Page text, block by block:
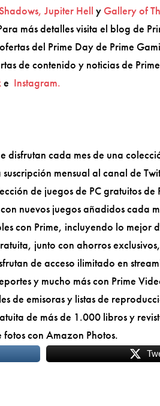
Jupiter Helly Gallery of
más detalles visita el blog de
del Prime Day de Prime
de contenido y noticias de
e Instagram.​​​
disfrutan cada mes de una
mensual al canal de
de juegos de PC gratuitos de
nuevos juegos añadidos cada
con Prime, incluyendo lo mejor
junto con ahorros
de acceso ilimitado en
y mucho más con Prime
de emisoras y listas de
de más de 1.000 libros y
con Amazon Photos.